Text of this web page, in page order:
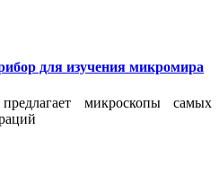
для изучения микромира
микроскопы самых